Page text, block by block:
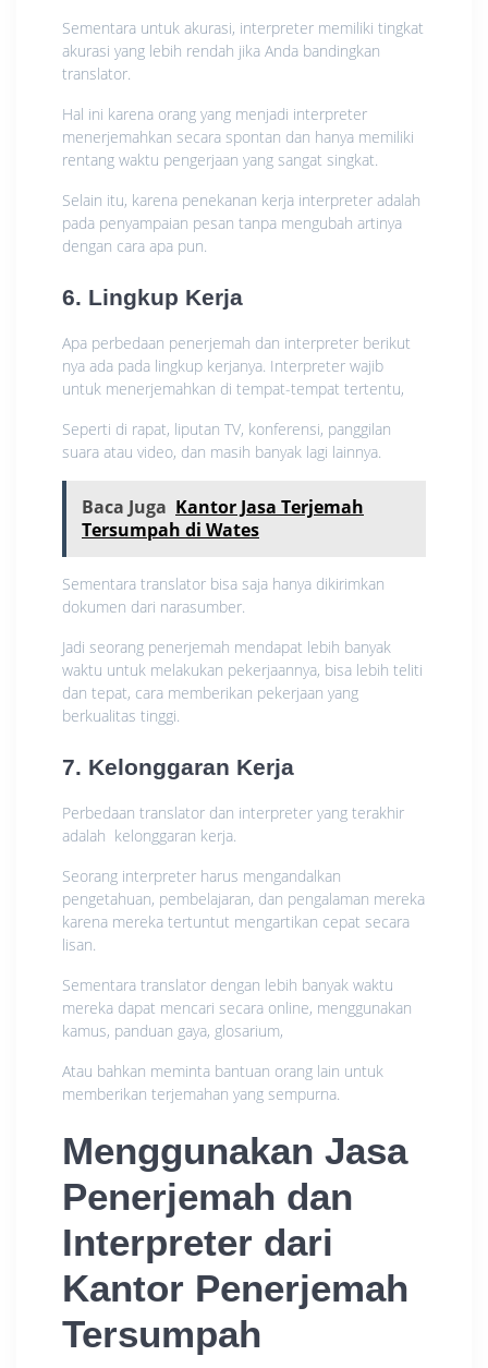
Sementara untuk akurasi, interpreter memiliki tingkat
akurasi yang lebih rendah jika Anda bandingkan
translator.
Hal ini karena orang yang menjadi interpreter
menerjemahkan secara spontan dan hanya memiliki
rentang waktu pengerjaan yang sangat singkat.
Selain itu, karena penekanan kerja interpreter adalah
pada penyampaian pesan tanpa mengubah artinya
dengan cara apa pun.
6. Lingkup Kerja
Apa perbedaan penerjemah dan interpreter berikut
nya ada pada lingkup kerjanya. Interpreter wajib
untuk menerjemahkan di tempat-tempat tertentu,
Seperti di rapat, liputan TV, konferensi, panggilan
suara atau video, dan masih banyak lagi lainnya.
Baca Juga Kantor Jasa Terjemah
Tersumpah di Wates
Sementara translator bisa saja hanya dikirimkan
dokumen dari narasumber.
Jadi seorang penerjemah mendapat lebih banyak
waktu untuk melakukan pekerjaannya, bisa lebih teliti
dan tepat, cara memberikan pekerjaan yang
berkualitas tinggi.
7. Kelonggaran Kerja
Perbedaan translator dan interpreter yang terakhir
adalah kelonggaran kerja.
Seorang interpreter harus mengandalkan
pengetahuan, pembelajaran, dan pengalaman mereka
karena mereka tertuntut mengartikan cepat secara
lisan.
Sementara translator dengan lebih banyak waktu
mereka dapat mencari secara online, menggunakan
kamus, panduan gaya, glosarium,
Atau bahkan meminta bantuan orang lain untuk
memberikan terjemahan yang sempurna.
Menggunakan Jasa
Penerjemah dan
Interpreter dari
Kantor Penerjemah
Tersumpah